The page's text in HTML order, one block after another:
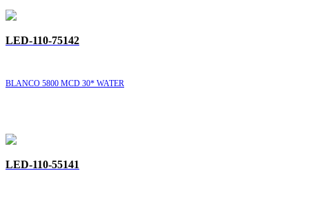
LED-110-75142
BLANCO 5800 MCD 30* WATER
LED-110-55141